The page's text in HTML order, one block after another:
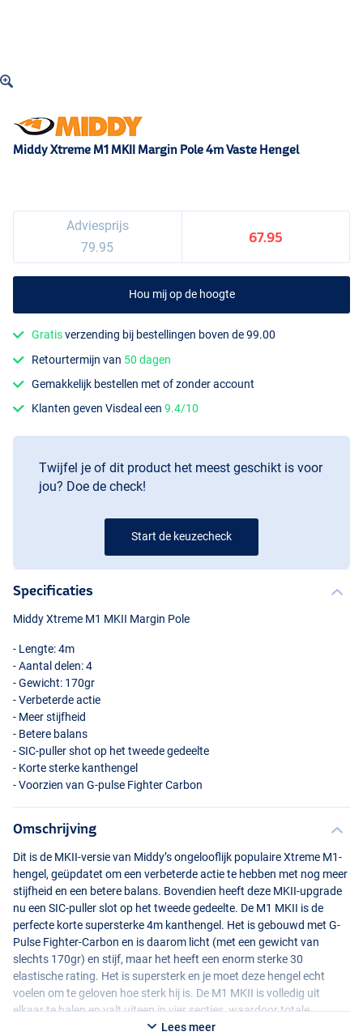
Middy Xtreme M1 MKII Margin Pole 4m Vaste Hengel
Adviesprijs
79.95
67.95
Hou mij op de hoogte
Gratisverzending bij bestellingen boven de 99.00
Retourtermijn van 50 dagen
Gemakkelijk bestellen met of zonder account
Klanten geven Visdeal een9.4/10
Twijfel je of dit product het meest geschikt is voor
jou? Doe de check!
Start de keuzecheck
Specificaties
Middy Xtreme M1 MKII Margin Pole
- Lengte: 4m
- Aantal delen: 4
- Gewicht: 170gr
- Verbeterde actie
- Meer stijfheid
- Betere balans
-SIC-puller shot op het tweede gedeelte
- Korte sterke kanthengel
- Voorzien van G-pulse Fighter Carbon
Omschrijving
Dit is de MKII-versie van Middy’s ongelooflijk populaire Xtreme M1-
hengel, geüpdatet om een ​​verbeterde actie te hebben met nog meer
stijfheid en een betere balans. Bovendien heeft deze MKII-upgrade
nu een SIC-puller slot op het tweede gedeelte. De M1 MKII is de
perfecte korte supersterke 4m kanthengel. Het is gebouwd met G-
Pulse Fighter-Carbon en is daarom licht (met een gewicht van
slechts 170gr) en stijf, maar het heeft een enorm sterke 30
elastische rating. Het is supersterk en je moet deze hengel echt
voelen om te geloven hoe sterk hij is. De M1 MKII is volledig uit
elkaar te halen en valt uiteen in vier secties, waardoor totale
flexibiliteit mogelijk is in de lengte tot waarop u besluit te vissen!
Lees meer